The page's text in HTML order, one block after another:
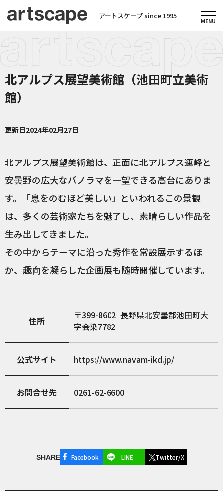
アートスケープ since 1995
北アルプス展望美術館（池田町立美術
館）
更新日2024年02月27日
北アルプス展望美術館は、正面に北アルプス連峰と
安曇野の広大なパノラマを一望できる高台にありま
す。「息をのむほど美しい」といわれるこの景観
は、多くの芸術家たちを魅了し、素晴らしい作品を
生み出してきました。
その中からテーマに沿った秀作を常設展示するほ
か、趣向を凝らした企画展も随時開催しています。
住所 399-8602 長野県北安曇郡池田町大
字会染7782
公式サイト https://www.navam-ikd.jp/
お問合せ先 0261-62-6600
SHARE Facebook LINE Twitter/X